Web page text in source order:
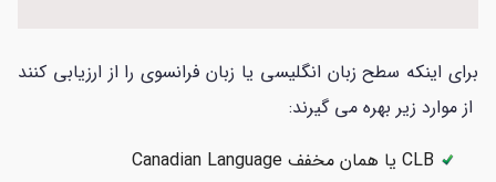
برای اینکه سطح زبان انگلیسی یا زبان فرانسوی را از ارزیابی کنند
از موارد زیر بهره می گیرند:
CLB یا همان مخفف Canadian Language